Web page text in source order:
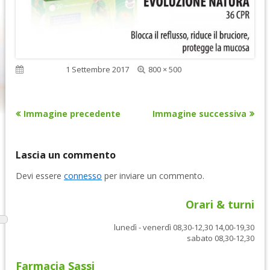
Pubblicato1 Settembre 2017
Dimensione
800 × 500
Immagine precedente Immagine successiva
Lascia un commento
Devi essereconnesso per inviare un commento.
Orari & turni
lunedì - venerdì 08,30-12,30 14,00-19,30
sabato 08,30-12,30
Farmacia Sassi